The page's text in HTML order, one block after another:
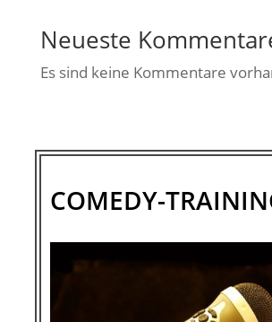
Neueste
Es sind keine Kommentare
COMEDY-